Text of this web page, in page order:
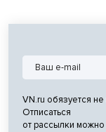
VN.ru обязуется
Отписаться
от рассылки